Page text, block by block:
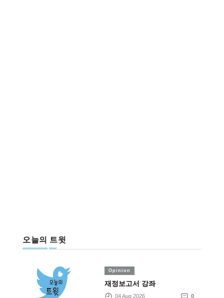
오늘의 트윗
Opinion
재정보고서 강좌
04 Aug 2026 0